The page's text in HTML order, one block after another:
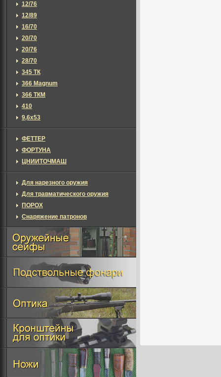
12/76
12/89
16/70
20/70
20/76
28/70
345 ТК
366 Magnum
366 ТКМ
410
9,6х53
ФЕТТЕР
ФОРТУНА
ЦНИИТОЧМАШ
Для нарезного оружия
Для травматического оружия
ПОРОХ
Снаряжение патронов